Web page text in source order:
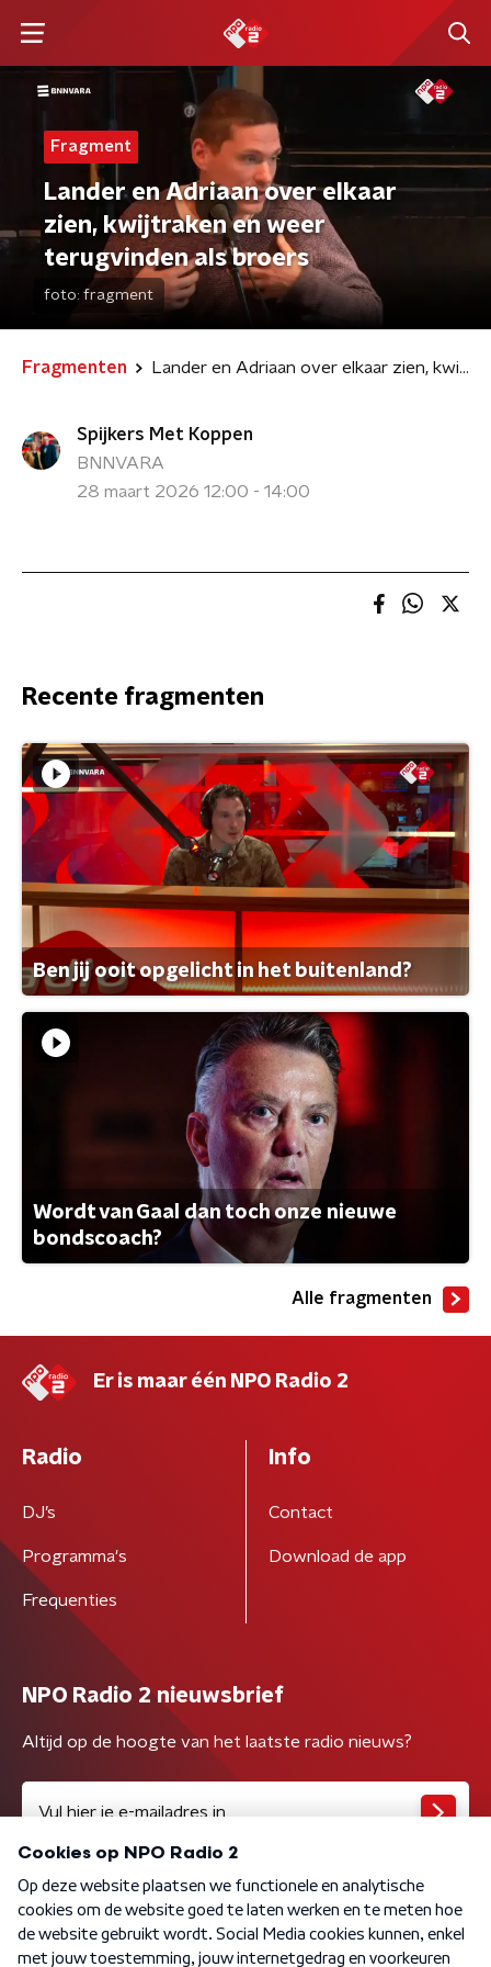
Fragment
Lander en Adriaan over elkaar
zien, kwijtraken en weer
terugvinden als broers
foto: fragment
Fragmenten Lander en Adriaan over elkaar zien, kwijtraken en weer terugvinden als broers
Spijkers Met Koppen
BNNVARA
28 maart 2026 12:00 - 14:00
Recente fragmenten
Ben jij ooit opgelicht in het buitenland?
Wordt van Gaal dan toch onze nieuwe
bondscoach?
Alle fragmenten
Er is maar één NPO Radio 2
Radio
DJ’s
Programma's
Frequenties
Info
Contact
Download de app
NPO Radio 2 nieuwsbrief
Altijd op de hoogte van het laatste radio nieuws?
Algemene voorwaarden